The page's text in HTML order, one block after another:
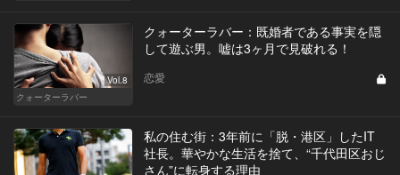
Vol.8
クォーターラバー
クォーターラバー：既婚者である事実を隠
して遊ぶ男。嘘は3ヶ月で見破れる！
恋愛
私の住む街：3年前に「脱・港区」したIT
社長。華やかな生活を捨て、“千代田区おじ
さん”に転身する理由